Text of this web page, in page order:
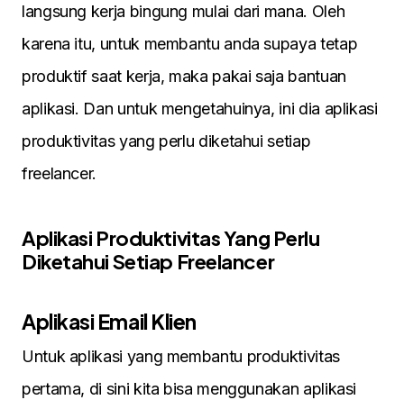
langsung kerja bingung mulai dari mana. Oleh
karena itu, untuk membantu anda supaya tetap
produktif saat kerja, maka pakai saja bantuan
aplikasi. Dan untuk mengetahuinya, ini dia aplikasi
produktivitas yang perlu diketahui setiap
freelancer.
Aplikasi Produktivitas Yang Perlu
Diketahui Setiap Freelancer
Aplikasi Email Klien
Untuk aplikasi yang membantu produktivitas
pertama, di sini kita bisa menggunakan aplikasi